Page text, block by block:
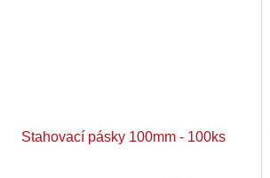
Stahovací pásky 100mm - 100ks